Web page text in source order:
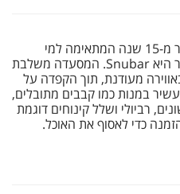
מסעדה כשרה ותיקה הפועלת יותר מ-15 שנה המתאימה למי
היאSnubar. המסעדה משלבת
מעודנת, תוך הקפדה על
במנות כמו קבבים מתובלים,
רביולי ושלל קינוחים דוגמת
כדי לאסוף את האוכל.